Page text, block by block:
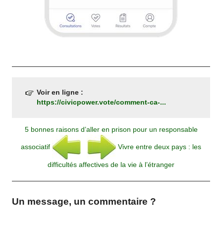
Voir en ligne :
https://civicpower.vote/comment-ca-...
5 bonnes raisons d’aller en prison pour un responsable
associatif Vivre entre deux pays : les
difficultés affectives de la vie à l’étranger
Un message, un commentaire ?